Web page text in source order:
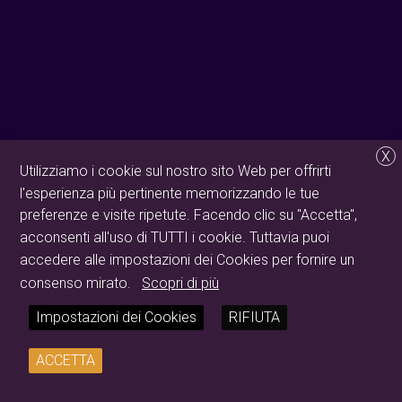
X
Utilizziamo i cookie sul nostro sito Web per offrirti
l'esperienza più pertinente memorizzando le tue
preferenze e visite ripetute. Facendo clic su "Accetta",
acconsenti all'uso di TUTTI i cookie. Tuttavia puoi
accedere alle impostazioni dei Cookies per fornire un
consenso mirato.
Scopri di più
Impostazioni dei Cookies
RIFIUTA
ACCETTA